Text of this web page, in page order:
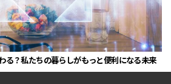
る？私たちの暮らしがもっと便利になる未来